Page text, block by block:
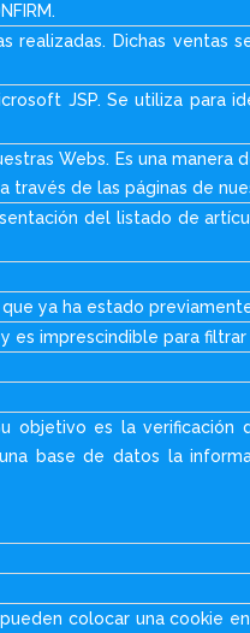
realizadas. Dichas ventas
JSP. Se utiliza para
Webs. Es una
través de las páginas de
del listado de
ya ha estado
imprescindible para
objetivo es la verificación
base de datos la
colocar una cookie